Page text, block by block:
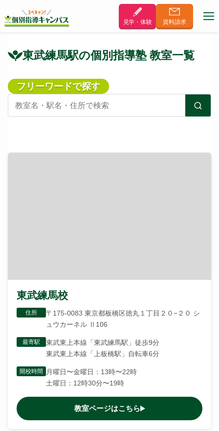
見学・体験 資料請求
東武練馬駅の個別指導塾 教室一覧
フリーワードで探す
東武練馬校
住所
〒175-0083 東京都板橋区徳丸１丁目２０−２０ シ
ュウカーネル Ⅱ106
最寄駅
東武東上本線「東武練馬駅」徒歩9分
東武東上本線「上板橋駅」自転車6分
開校時間
月曜日〜金曜日：13時〜22時
土曜日：12時30分〜19時
教室ページはこちら